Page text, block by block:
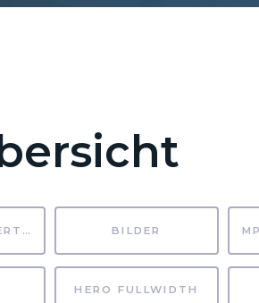
BUTTONS INVERTIERT BILDER
HERO FULLWIDTH